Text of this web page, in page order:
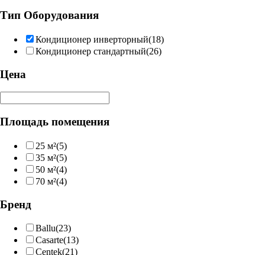
Тип Оборудования
Кондиционер инверторный(18)
Кондиционер стандартный(26)
Цена
Площадь помещения
25 м²(5)
35 м²(5)
50 м²(4)
70 м²(4)
Бренд
Ballu(23)
Casarte(13)
Centek(21)